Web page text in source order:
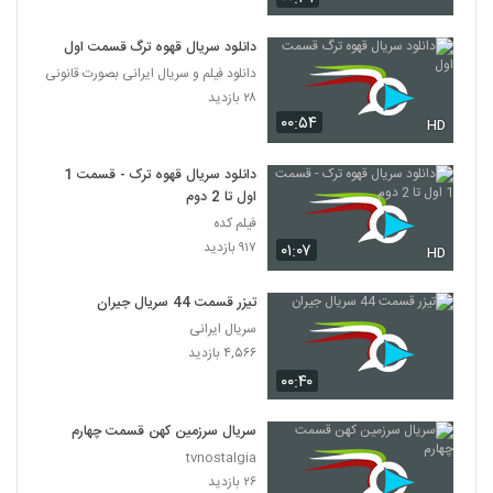
۰۰:۵۴ HD
دانلود سریال قهوه ترگ قسمت اول
دانلود فیلم و سریال ایرانی بصورت قانونی
۲۸ بازدید
۰۱:۰۷ HD
دانلود سریال قهوه ترک - قسمت 1
اول تا 2 دوم
فیلم کده
۹۱۷ بازدید
۰۰:۴۰
تیزر قسمت 44 سریال جیران
سریال ایرانی
۴,۵۶۶ بازدید
سریال سرزمین کهن قسمت چهارم
tvnostalgia
۲۶ بازدید